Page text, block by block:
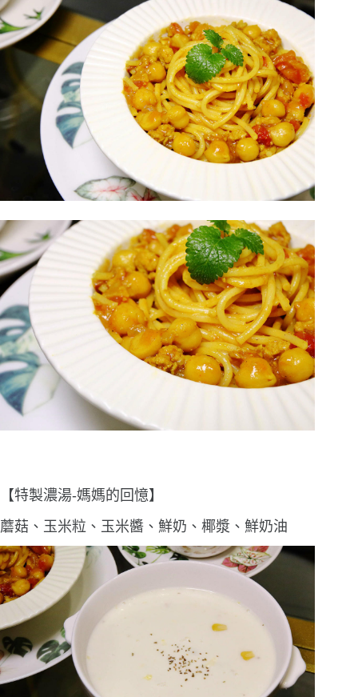
【特製濃湯-媽媽的回憶】
蘑菇、玉米粒、玉米醬、鮮奶、椰漿、鮮奶油